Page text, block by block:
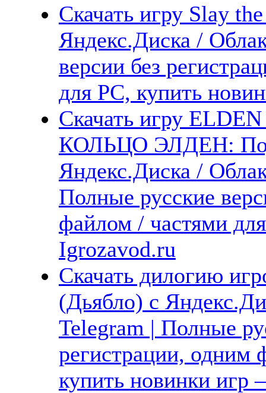
Скачать игру Slay
Яндекс.Диска /
версии без
для PC, купить
Скачать игру
КОЛЬЦО ЭЛДЕН:
Яндекс.Диска /
Полные русские
файлом / частями
Igrozavod.ru
Скачать дилогию
(Дьябло) с
Telegram | Полные
регистрации, одним
купить новинки